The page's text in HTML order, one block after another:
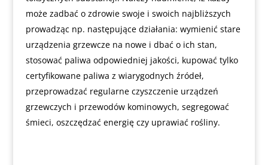
może zadbać o zdrowie swoje i swoich najbliższych
prowadząc np. następujące działania: wymienić stare
urządzenia grzewcze na nowe i dbać o ich stan,
stosować paliwa odpowiedniej jakości, kupować tylko
certyfikowane paliwa z wiarygodnych źródeł,
przeprowadzać regularne czyszczenie urządzeń
grzewczych i przewodów kominowych, segregować
śmieci, oszczędzać energię czy uprawiać rośliny.